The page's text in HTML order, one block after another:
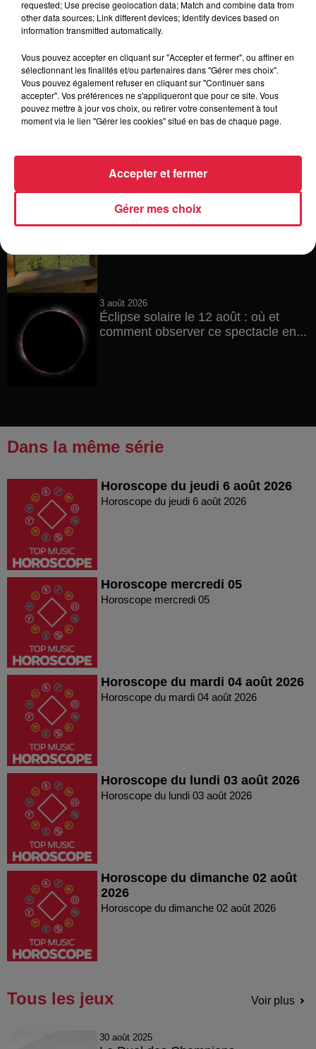
4 août 2026
Vélos d'occasion en Alsace : les
4 août 2026
Bischheim : disparition d’une
4 août 2026
Muttersholtz : après SensoRied,
3 août 2026
Éclipse solaire le 12 août : où et
comment observer ce spectacle en...
Dans la même série
Horoscope du jeudi 6 août 2026
Horoscope du jeudi 6 août 2026
Horoscope mercredi 05
Horoscope mercredi 05
Horoscope du mardi 04 août 2026
Horoscope du mardi 04 août 2026
Horoscope du lundi 03 août 2026
Horoscope du lundi 03 août 2026
Horoscope du dimanche 02 août
2026
Horoscope du dimanche 02 août 2026
Tous les jeux Voir plus
30 août 2025
requested; Use precise geolocation data; Match and combine data from
other data sources; Link different devices; Identify devices based on
information transmitted automatically.
Vous pouvez accepter en cliquant sur "Accepter et fermer", ou affiner en
sélectionnant les finalités et/ou partenaires dans "Gérer mes choix".
Vous pouvez également refuser en cliquant sur "Continuer sans
accepter". Vos préférences ne s'appliqueront que pour ce site. Vous
pouvez mettre à jour vos choix, ou retirer votre consentement à tout
moment via le lien "Gérer les cookies" situé en bas de chaque page.
Gérer mes choix
Accepter et fermer